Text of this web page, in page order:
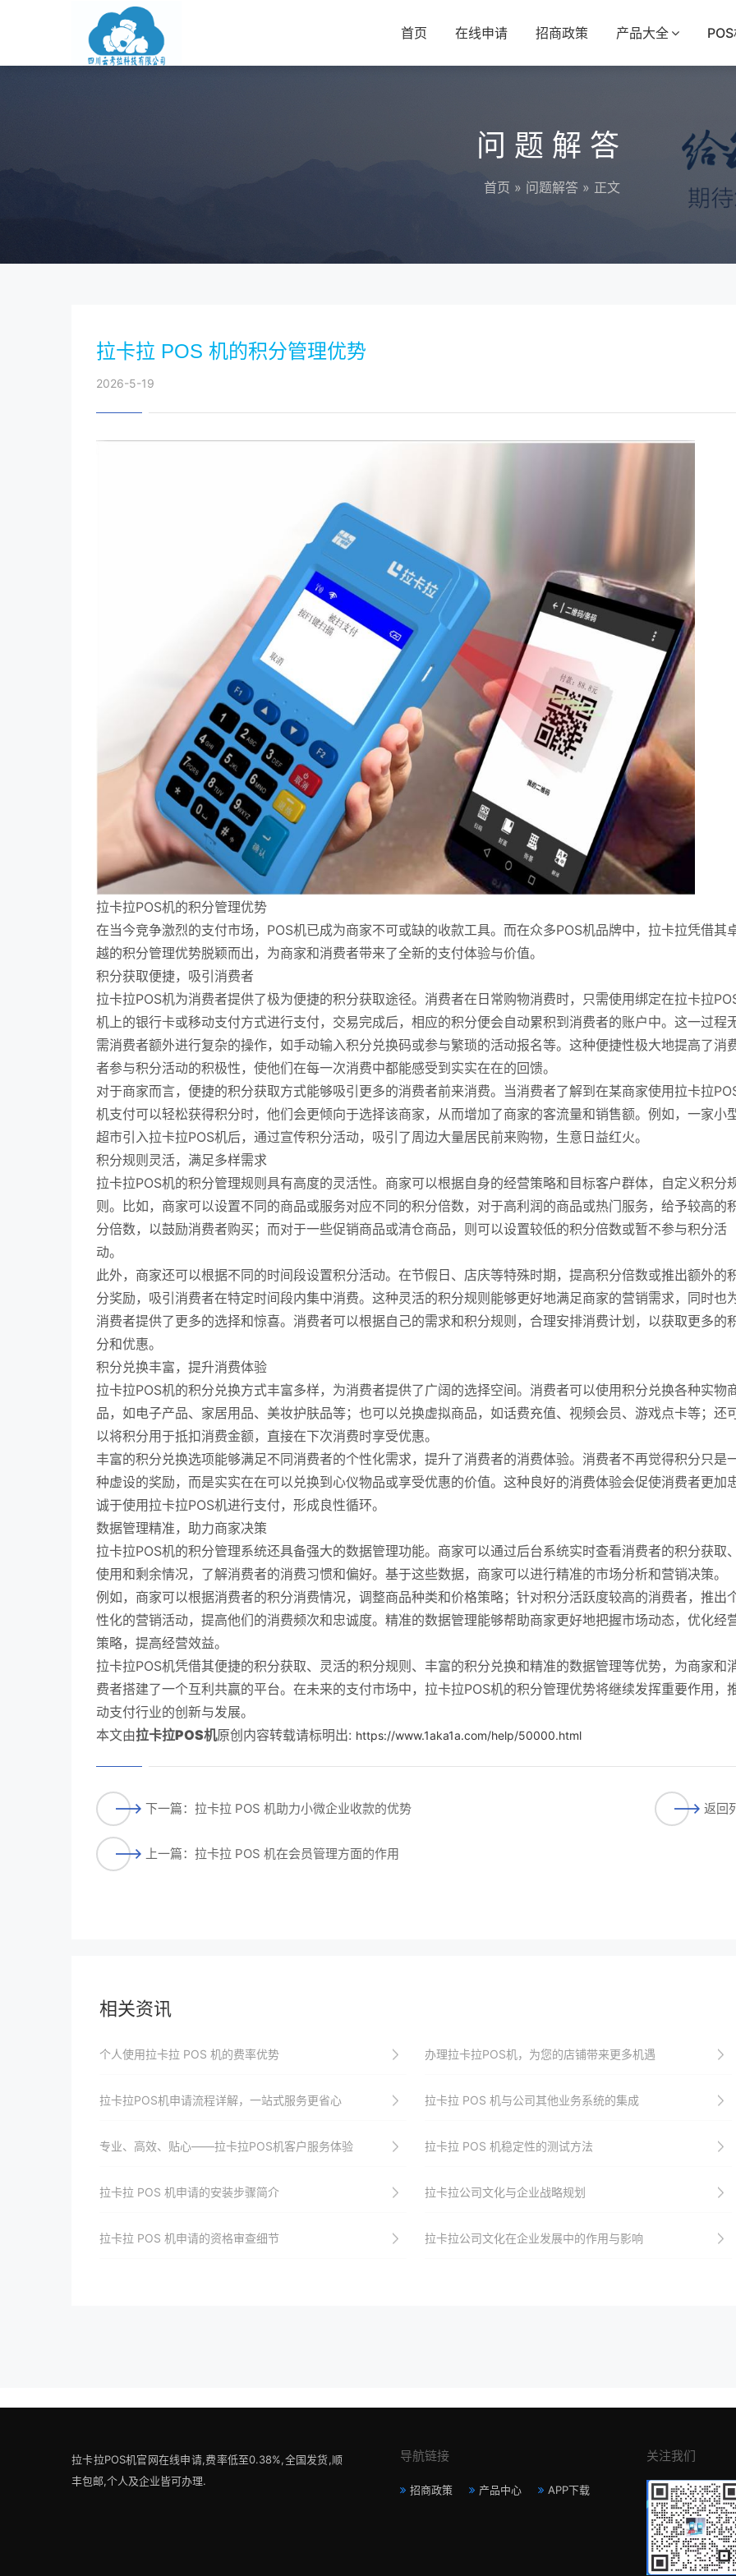
首页 在线申请 招商政策 产品大全
问题解答
首页 » 问题解答 » 正文
拉卡拉 POS 机的积分管理优势
2026-5-19
拉卡拉POS机的积分管理优势
在当今竞争激烈的支付市场，POS机已成为商家不可或缺的收款工具。而在众多POS机品牌中，拉卡拉凭借其
越的积分管理优势脱颖而出，为商家和消费者带来了全新的支付体验与价值。
积分获取便捷，吸引消费者
拉卡拉POS机为消费者提供了极为便捷的积分获取途径。消费者在日常购物消费时，只需使用绑定在拉卡拉
机上的银行卡或移动支付方式进行支付，交易完成后，相应的积分便会自动累积到消费者的账户中。这一过程
需消费者额外进行复杂的操作，如手动输入积分兑换码或参与繁琐的活动报名等。这种便捷性极大地提高了消
者参与积分活动的积极性，使他们在每一次消费中都能感受到实实在在的回馈。
对于商家而言，便捷的积分获取方式能够吸引更多的消费者前来消费。当消费者了解到在某商家使用拉卡拉
机支付可以轻松获得积分时，他们会更倾向于选择该商家，从而增加了商家的客流量和销售额。例如，一家小
超市引入拉卡拉POS机后，通过宣传积分活动，吸引了周边大量居民前来购物，生意日益红火。
积分规则灵活，满足多样需求
拉卡拉POS机的积分管理规则具有高度的灵活性。商家可以根据自身的经营策略和目标客户群体，自定义积分
则。比如，商家可以设置不同的商品或服务对应不同的积分倍数，对于高利润的商品或热门服务，给予较高的
分倍数，以鼓励消费者购买；而对于一些促销商品或清仓商品，则可以设置较低的积分倍数或暂不参与积分活
动。
此外，商家还可以根据不同的时间段设置积分活动。在节假日、店庆等特殊时期，提高积分倍数或推出额外的
分奖励，吸引消费者在特定时间段内集中消费。这种灵活的积分规则能够更好地满足商家的营销需求，同时也
消费者提供了更多的选择和惊喜。消费者可以根据自己的需求和积分规则，合理安排消费计划，以获取更多的
分和优惠。
积分兑换丰富，提升消费体验
拉卡拉POS机的积分兑换方式丰富多样，为消费者提供了广阔的选择空间。消费者可以使用积分兑换各种实物
品，如电子产品、家居用品、美妆护肤品等；也可以兑换虚拟商品，如话费充值、视频会员、游戏点卡等；还
以将积分用于抵扣消费金额，直接在下次消费时享受优惠。
丰富的积分兑换选项能够满足不同消费者的个性化需求，提升了消费者的消费体验。消费者不再觉得积分只是
种虚设的奖励，而是实实在在可以兑换到心仪物品或享受优惠的价值。这种良好的消费体验会促使消费者更加
诚于使用拉卡拉POS机进行支付，形成良性循环。
数据管理精准，助力商家决策
拉卡拉POS机的积分管理系统还具备强大的数据管理功能。商家可以通过后台系统实时查看消费者的积分获取、
使用和剩余情况，了解消费者的消费习惯和偏好。基于这些数据，商家可以进行精准的市场分析和营销决策。
例如，商家可以根据消费者的积分消费情况，调整商品种类和价格策略；针对积分活跃度较高的消费者，推出
性化的营销活动，提高他们的消费频次和忠诚度。精准的数据管理能够帮助商家更好地把握市场动态，优化经
策略，提高经营效益。
拉卡拉POS机凭借其便捷的积分获取、灵活的积分规则、丰富的积分兑换和精准的数据管理等优势，为商家和
费者搭建了一个互利共赢的平台。在未来的支付市场中，拉卡拉POS机的积分管理优势将继续发挥重要作用，
动支付行业的创新与发展。
本文由拉卡拉POS机原创内容转载请标明出: https://www.1aka1a.com/help/50000.html
下一篇：拉卡拉 POS 机助力小微企业收款的优势
上一篇：拉卡拉 POS 机在会员管理方面的作用
返回
相关资讯
个人使用拉卡拉 POS 机的费率优势 办理拉卡拉POS机，为您的店铺带来更多机遇
拉卡拉POS机申请流程详解，一站式服务更省心 拉卡拉 POS 机与公司其他业务系统的集成
专业、高效、贴心——拉卡拉POS机客户服务体验 拉卡拉 POS 机稳定性的测试方法
拉卡拉 POS 机申请的安装步骤简介 拉卡拉公司文化与企业战略规划
拉卡拉 POS 机申请的资格审查细节 拉卡拉公司文化在企业发展中的作用与影响
拉卡拉POS机官网在线申请,费率低至0.38%,全国发货,顺
丰包邮,个人及企业皆可办理.
导航链接
招商政策 产品中心 APP下载
关注我们